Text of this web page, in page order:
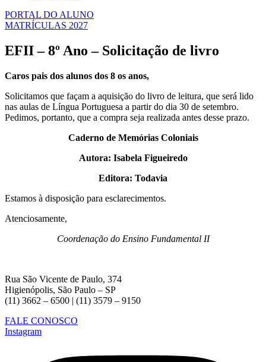
PORTAL DO ALUNO
MATRÍCULAS 2027
EFII – 8º Ano – Solicitação de livro
Caros pais dos alunos dos 8 os anos,
Solicitamos que façam a aquisição do livro de leitura, que será lido
nas aulas de Língua Portuguesa a partir do dia 30 de setembro.
Pedimos, portanto, que a compra seja realizada antes desse prazo.
Caderno de Memórias Coloniais
Autora: Isabela Figueiredo
Editora: Todavia
Estamos à disposição para esclarecimentos.
Atenciosamente,
Coordenação do Ensino Fundamental II
Rua São Vicente de Paulo, 374
Higienópolis, São Paulo – SP
(11) 3662 – 6500 | (11) 3579 – 9150
FALE CONOSCO
Instagram